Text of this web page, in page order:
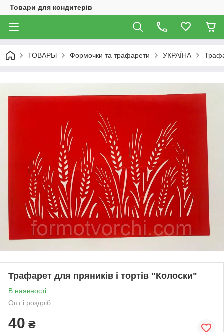
Товари для кондитерів
ТОВАРЫ Формочки та трафарети УКРАЇНА
Трафарет для пряників і тортів "Колоски"
В наявності
Опт і роздріб
40 ₴